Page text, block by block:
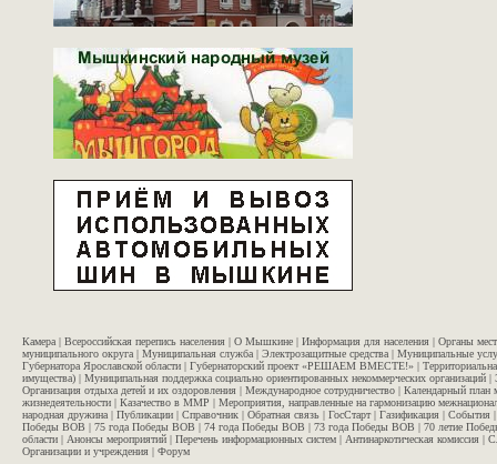
Камера | Всероссийская перепись населения | О Мышкине | Информация для населения | Органы
муниципального округа | Муниципальная служба | Электрозащитные средства | Муниципальные
Губернатора Ярославской области | Губернаторский проект «РЕШАЕМ ВМЕСТЕ!» |
имущества) | Муниципальная поддержка социально ориентированных некоммерческих организаций |
Организация отдыха детей и их оздоровления | Международное сотрудничество | Календарный план
жизнедеятельности | Казачество в ММР | Мероприятия, направленные на гармонизацию
народная дружина | Публикации | Справочник | Обратная связь | ГосСтарт| Газификация | События
Победы ВОВ | 75 года Победы ВОВ | 74 года Победы ВОВ | 73 года Победы ВОВ | 70 летие
области | Анонсы мероприятий | Перечень информационных систем | Антинаркотическая комиссия |
Организации и учреждения | Форум